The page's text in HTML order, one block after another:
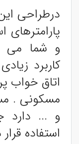
درطراحی
و شما می
کاربرد
اتاق خواب
مسکونی .
و ... دارد
استفاده